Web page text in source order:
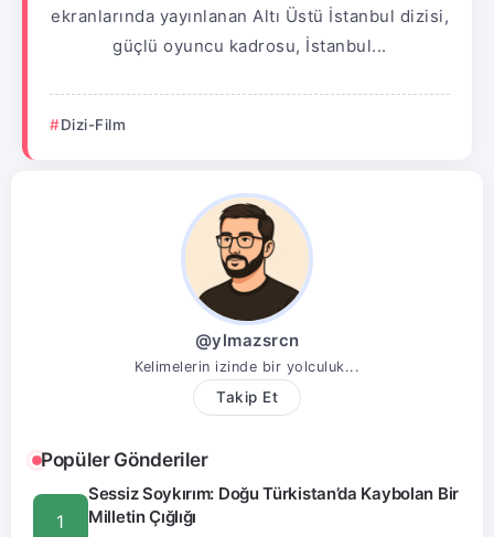
ekranlarında yayınlanan Altı Üstü İstanbul dizisi,
güçlü oyuncu kadrosu, İstanbul...
Dizi-Film
@ylmazsrcn
Kelimelerin izinde bir yolculuk...
Takip Et
Popüler Gönderiler
Sessiz Soykırım: Doğu Türkistan’da Kaybolan Bir
Milletin Çığlığı